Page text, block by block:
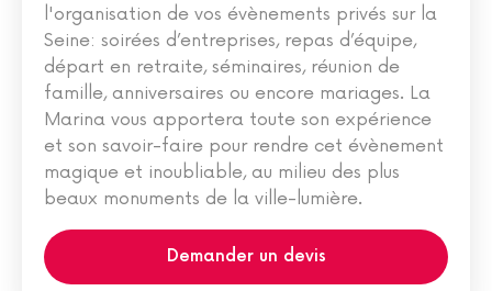
l'organisation de vos évènements privés sur la
Seine: soirées d’entreprises, repas d’équipe,
départ en retraite, séminaires, réunion de
famille, anniversaires ou encore mariages. La
Marina vous apportera toute son expérience
et son savoir-faire pour rendre cet évènement
magique et inoubliable, au milieu des plus
beaux monuments de la ville-lumière.
Demander un devis